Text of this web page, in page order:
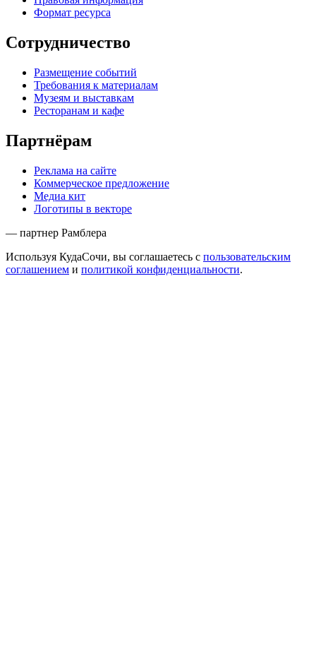
Формат ресурса
Сотрудничество
Размещение событий
Требования к материалам
Музеям и выставкам
Ресторанам и кафе
Партнёрам
Реклама на сайте
Коммерческое предложение
Медиа кит
Логотипы в векторе
— партнер Рамблера
Используя КудаСочи, вы соглашаетесь с пользовательским
соглашением и политикой конфиденциальности.